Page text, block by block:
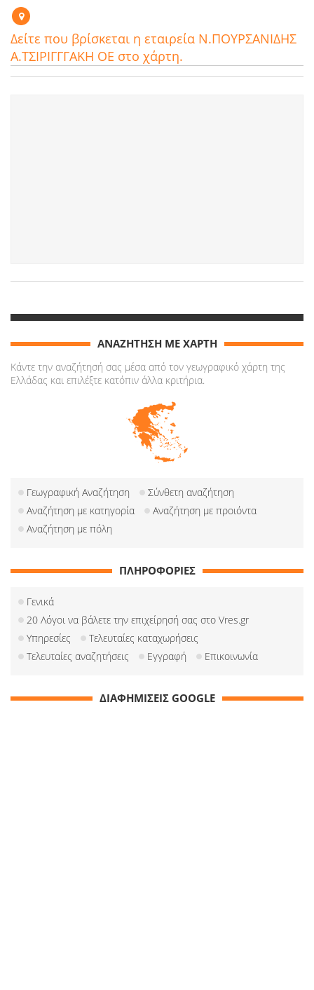
Δείτε που βρίσκεται η εταιρεία Ν.ΠΟΥΡΣΑΝΙΔΗΣ
Α.ΤΣΙΡΙΓΓΓΑΚΗ ΟΕ στο χάρτη.
ΑΝΑΖΗΤΗΣΗ ΜΕ ΧΑΡΤΗ
Κάντε την αναζήτησή σας μέσα από τον γεωγραφικό χάρτη της
Ελλάδας και επιλέξτε κατόπιν άλλα κριτήρια.
Γεωγραφική Αναζήτηση
Σύνθετη αναζήτηση
Αναζήτηση με κατηγορία
Αναζήτηση με προιόντα
Αναζήτηση με πόλη
ΠΛΗΡΟΦΟΡΙΕΣ
Γενικά
20 Λόγοι να βάλετε την επιχείρησή σας στο Vres.gr
Υπηρεσίες
Τελευταίες καταχωρήσεις
Τελευταίες αναζητήσεις
Εγγραφή Επικοινωνία
ΔΙΑΦΗΜΙΣΕΙΣ GOOGLE